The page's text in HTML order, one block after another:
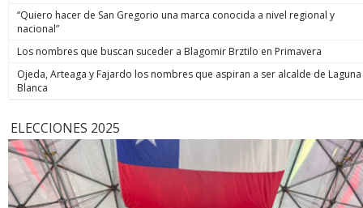
“Quiero hacer de San Gregorio una marca conocida a nivel regional y
nacional”
Los nombres que buscan suceder a Blagomir Brztilo en Primavera
Ojeda, Arteaga y Fajardo los nombres que aspiran a ser alcalde de Laguna
Blanca
ELECCIONES 2025